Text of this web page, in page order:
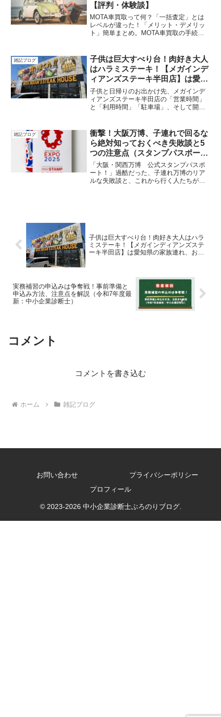
【評判・体験談】
MOTA車買取って何？「一括査定」とは
レベルが違った！「メリット・デメリッ
ト」簡単まとめ。MOTA車買取の手続き
雑記ブログ
子供は巨大すべり台！肉好き大人
はハラミステーキ！【メガインデ
ィアンズステーキ半田店】は愛知
県の家族連れ、おすすめ遊び場！
子供と日帰りのお出かけ先、メガインデ
ィアンズステーキ半田店の「営業時間」
と「利用時間」「駐車場」、そして開店
台！肉好き大人はハラミステーキ！【メ
ガインディアンズステーキ半田店】は愛
知県の家族連れ、おすすめ遊び場！
雑記ブログ
衝撃！大阪万博、子連れで回るな
ら絶対知っておくべき失敗談と5
つの注意点（スタンプパスポート
編）
「大阪・関西万博 公式スタンプパスポ
ート！」過酷だった、子連れ万博のリア
ルな失敗談と、これから行く人たちが同
子供は巨大すべり台！肉好き大人はハラ
ミステーキ！【メガインディアンズステ
ーキ半田店】は愛知県の家族連れ、おす
実務補習の申込みは争奪戦！事前準備と
申込み方法、注意点を解説（令和7年度最
新：中小企業診断士）
コメント
コメントを書き込む
ホーム 雑記ブログ
お問い合わせ
プライバシーポリシー
プロフィール
© 2023-2026 中小企業診断士ぶろのりブログ.